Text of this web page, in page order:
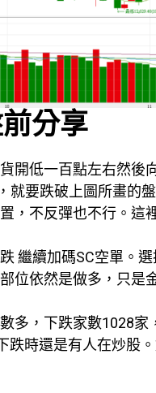
分享
開低一百點左右然後
就要跌破上圖所畫的
，不反彈也不行。這
繼續加碼SC空單。
位依然是做多，只是
多，下跌家數1028
跌時還是有人在炒股